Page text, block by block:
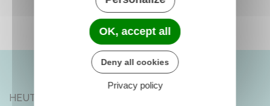
HEUTRÉGIVILLE
OK, accept all
Deny all cookies
Privacy policy